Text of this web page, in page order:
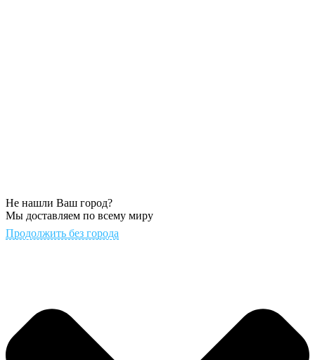
Не нашли Ваш город?
Мы доставляем по всему миру
Продолжить без города